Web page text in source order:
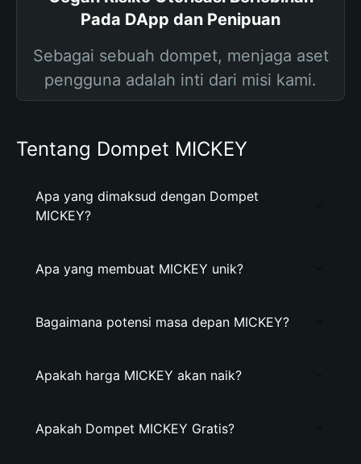
Pada DApp dan Penipuan
Sebagai sebuah dompet, menjaga aset
pengguna adalah inti dari misi kami.
Tentang Dompet MICKEY
Apa yang dimaksud dengan Dompet
MICKEY?
Apa yang membuat MICKEY unik?
Bagaimana potensi masa depan MICKEY?
Apakah harga MICKEY akan naik?
Apakah Dompet MICKEY Gratis?